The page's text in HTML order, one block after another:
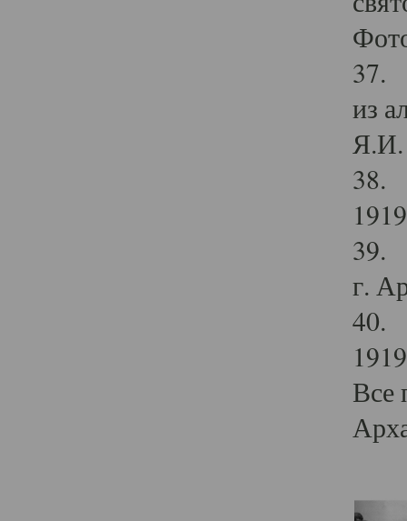
37.
из
Я.И.
38.
39.
г.
40.
Все